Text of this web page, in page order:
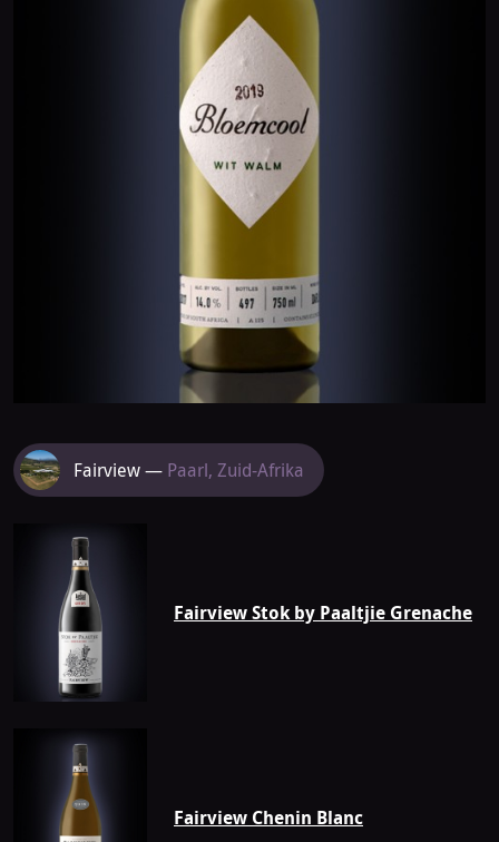
Meer
van
Fairview
Fairview — Paarl, Zuid-Afrika
Fairview Stok by Paaltjie Grenache
Fairview Chenin Blanc